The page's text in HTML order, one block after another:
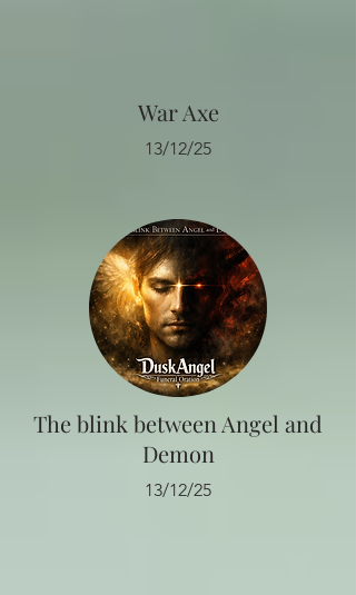
War Axe
13/12/25
The blink between Angel and
Demon
13/12/25